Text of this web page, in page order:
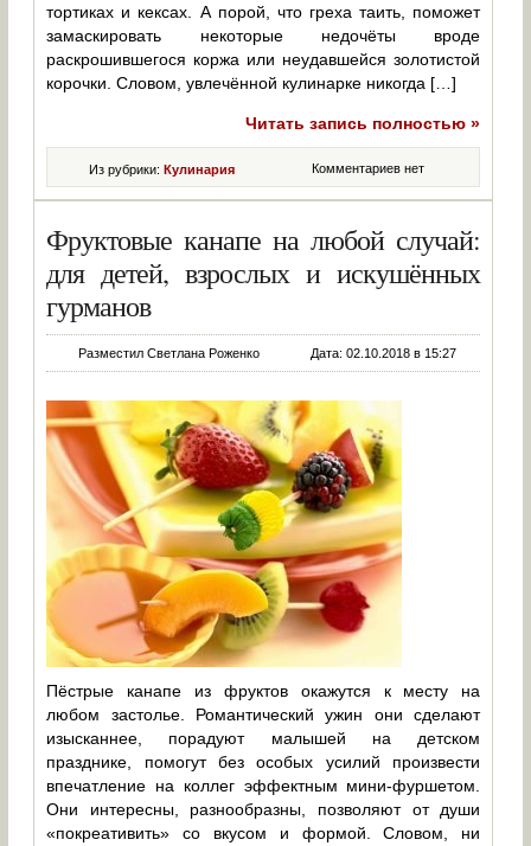
тортиках и кексах. А порой, что греха таить, поможет
замаскировать некоторые недочёты вроде
раскрошившегося коржа или неудавшейся золотистой
корочки. Словом, увлечённой кулинарке никогда […]
Читать запись полностью »
Комментариев нет
Из рубрики:Кулинария
Фруктовые канапе на любой случай:
для детей, взрослых и искушённых
гурманов
Разместил Светлана Роженко Дата: 02.10.2018 в 15:27
Пёстрые канапе из фруктов окажутся к месту на
любом застолье. Романтический ужин они сделают
изысканнее, порадуют малышей на детском
празднике, помогут без особых усилий произвести
впечатление на коллег эффектным мини-фуршетом.
Они интересны, разнообразны, позволяют от души
«покреативить» со вкусом и формой. Словом, ни